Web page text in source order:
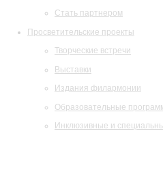
Стать партнером
Просветительские проекты
Творческие встречи
Выставки
Издания филармонии
Образовательные
Инклюзивные и